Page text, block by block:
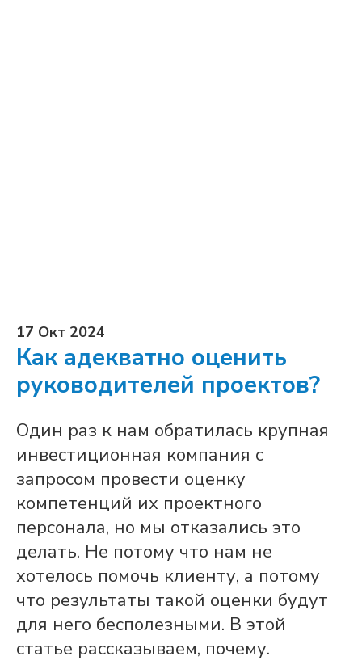
17 Окт 2024
Как адекватно оценить
руководителей проектов?
Один раз к нам обратилась крупная
инвестиционная компания с
запросом провести оценку
компетенций их проектного
персонала, но мы отказались это
делать. Не потому что нам не
хотелось помочь клиенту, а потому
что результаты такой оценки будут
для него бесполезными. В этой
статье рассказываем, почему.